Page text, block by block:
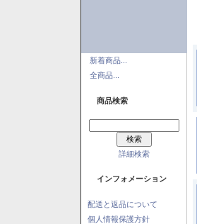
新着商品...
全商品...
商品検索
詳細検索
インフォメーション
配送と返品について
個人情報保護方針